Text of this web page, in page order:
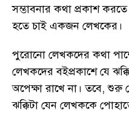
সম্ভাবনার কথা প্রকাশ
হতে চাই একজন লেখকের।
পুরোনো লেখকদের কথা
লেখকদের বইপ্রকাশে যে
অপেক্ষা রাখে না। তবে,
ঝক্কিটা যেন লেখককে